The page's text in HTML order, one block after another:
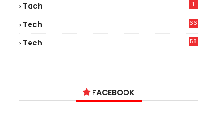
Tach 1
Tech
66
Tech
58
FACEBOOK